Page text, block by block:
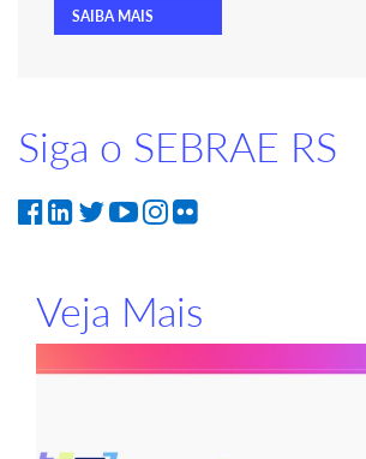
SAIBA MAIS
Siga o SEBRAE RS
Veja Mais